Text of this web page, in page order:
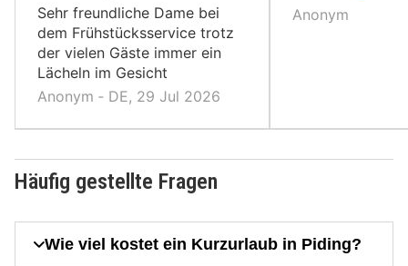
Sehr freundliche Dame bei
dem Frühstücksservice trotz
der vielen Gäste immer ein
Lächeln im Gesicht
Anonym ‐ DE, 29 Jul 2026
Anonym
Häufig gestellte Fragen
Wie viel kostet ein Kurzurlaub in Piding?